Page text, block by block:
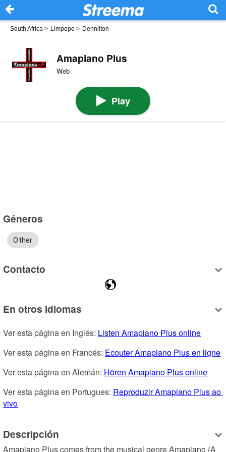
South Africa > Limpopo > Dennilton
Amapiano Plus
Web
Play
Géneros
Other
Contacto
En otros idiomas
Ver esta página en Inglés: Listen Amapiano Plus online
Ver esta página en Francés: Ecouter Amapiano Plus en ligne
Ver esta página en Alemán: Hören Amapiano Plus online
Ver esta página en Portugues: Reproduzir Amapiano Plus ao
vivo
Descripción
Amapiano Plus comes from the musical genre Amapiano (A